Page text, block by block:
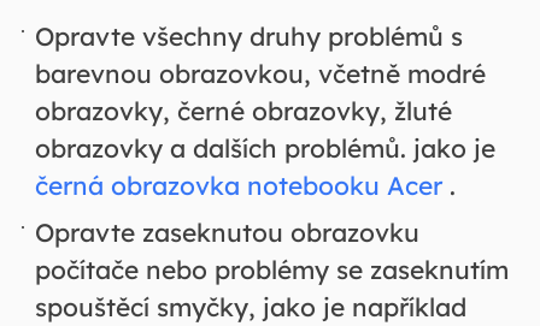
Opravte všechny druhy problémů s
barevnou obrazovkou, včetně modré
obrazovky, černé obrazovky, žluté
obrazovky a dalších problémů. jako je
černá obrazovka notebooku Acer.
Opravte zaseknutou obrazovku
počítače nebo problémy se zaseknutím
spouštěcí smyčky, jako je například